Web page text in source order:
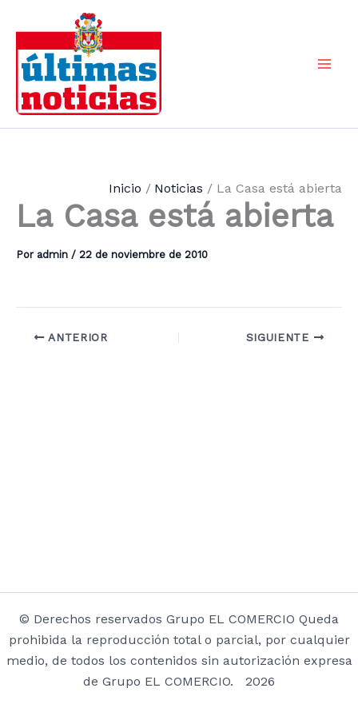
contenido
Inicio Noticias La Casa está abierta
La Casa está abierta
Por admin / 22 de noviembre de 2010
ANTERIOR SIGUIENTE
© Derechos reservados Grupo EL COMERCIO Queda
prohibida la reproducción total o parcial, por cualquier
medio, de todos los contenidos sin autorización expresa
de Grupo EL COMERCIO. 2026